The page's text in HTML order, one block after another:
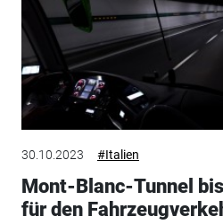
30.10.2023 #Italien
Mont-Blanc-Tunnel
für den